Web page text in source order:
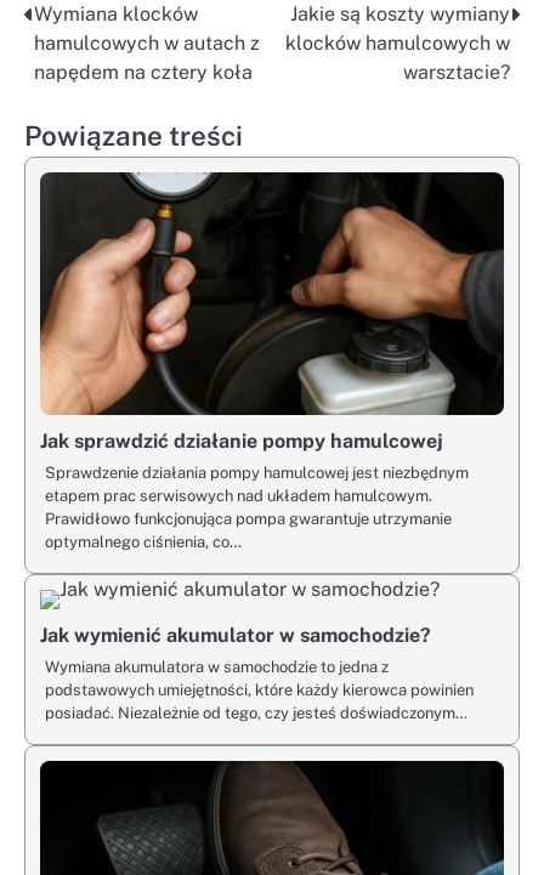
Nawigacja
wpisu
Wymiana klocków
hamulcowych w autach z
napędem na cztery koła
Jakie są koszty wymiany
klocków hamulcowych w
warsztacie?
Powiązane treści
Jak sprawdzić działanie pompy hamulcowej
Sprawdzenie działania pompy hamulcowej jest niezbędnym
etapem prac serwisowych nad układem hamulcowym.
Prawidłowo funkcjonująca pompa gwarantuje utrzymanie
optymalnego ciśnienia, co…
Jak wymienić akumulator w samochodzie?
Wymiana akumulatora w samochodzie to jedna z
podstawowych umiejętności, które każdy kierowca powinien
posiadać. Niezależnie od tego, czy jesteś doświadczonym…